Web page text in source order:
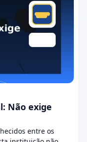
Não exige
entre os